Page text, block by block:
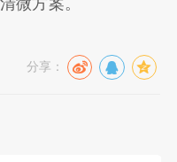
分享：